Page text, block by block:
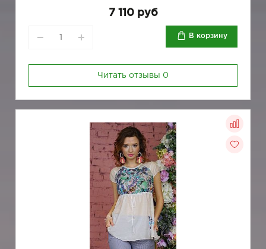
7 110 руб
В корзину
Читать отзывы 0